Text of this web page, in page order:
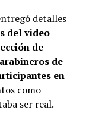
detalles
del video
de
de
en
como
ser real.